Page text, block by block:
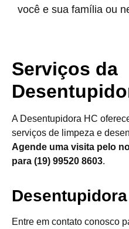
você e sua família ou
Serviços da
A Desentupidora HC
serviços de limpeza e
Agende uma visita pelo
para (19) 99520 8603.
Entre em contato conosco